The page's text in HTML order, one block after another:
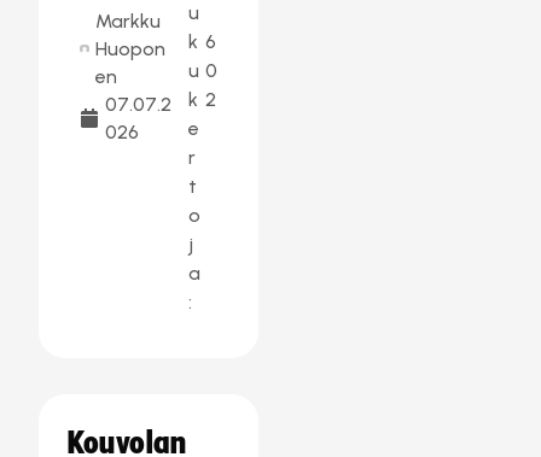
Markku
Huopon
en
07.07.2
026
u
k
u
k
e
r
t
o
j
a
:
6
0
2
Kouvolan